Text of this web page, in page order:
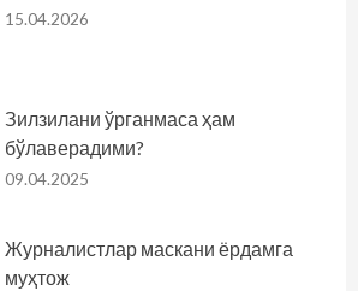
15.04.2026
Зилзилани ўрганмаса ҳам
бўлаверадими?
09.04.2025
Журналистлар маскани ёрдамга
муҳтож